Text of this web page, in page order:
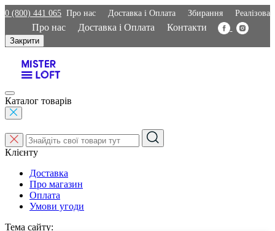
0 (800) 441 065 Про нас Доставка і Оплата Збирання
Про нас Доставка і Оплата Контакти
Закрити
Каталог товарів
Клієнту
Доставка
Про магазин
Оплата
Умови угоди
Тема сайту: